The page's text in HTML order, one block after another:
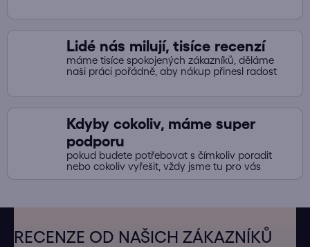
Lidé nás milují, tisíce recenzí
máme tisíce spokojených zákazníků, děláme
naši práci pořádně, aby nákup přinesl radost
Kdyby cokoliv, máme super
podporu
pokud budete potřebovat s čímkoliv poradit
nebo cokoliv vyřešit, vždy jsme tu pro vás
RECENZE OD NAŠICH ZÁKAZNÍKŮ